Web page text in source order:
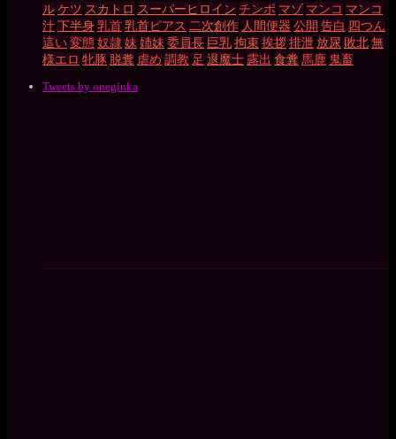
ルケツ スカトロ スーパーヒロイン チンポ マゾ マンコ マンコ
汁下半身乳首乳首ピアス 二次創作 人間便器 公開 告白 四つん
這い変態奴隷 妹 姉妹 委員長 巨乳拘束挨拶排泄 放尿 敗北無
様エロ 牝豚 脱糞 虐め 調教 足 退魔士 露出 食糞 馬鹿 鬼畜
Tweets by oneginka